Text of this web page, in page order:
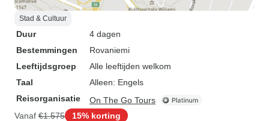
Stad & Cultuur
Duur
4 dagen
Bestemmingen
Rovaniemi
Leeftijdsgroep
Alle leeftijden welkom
Taal
Alleen: Engels
Reisorganisatie
On The Go Tours
Vanaf €1.575 15% korting